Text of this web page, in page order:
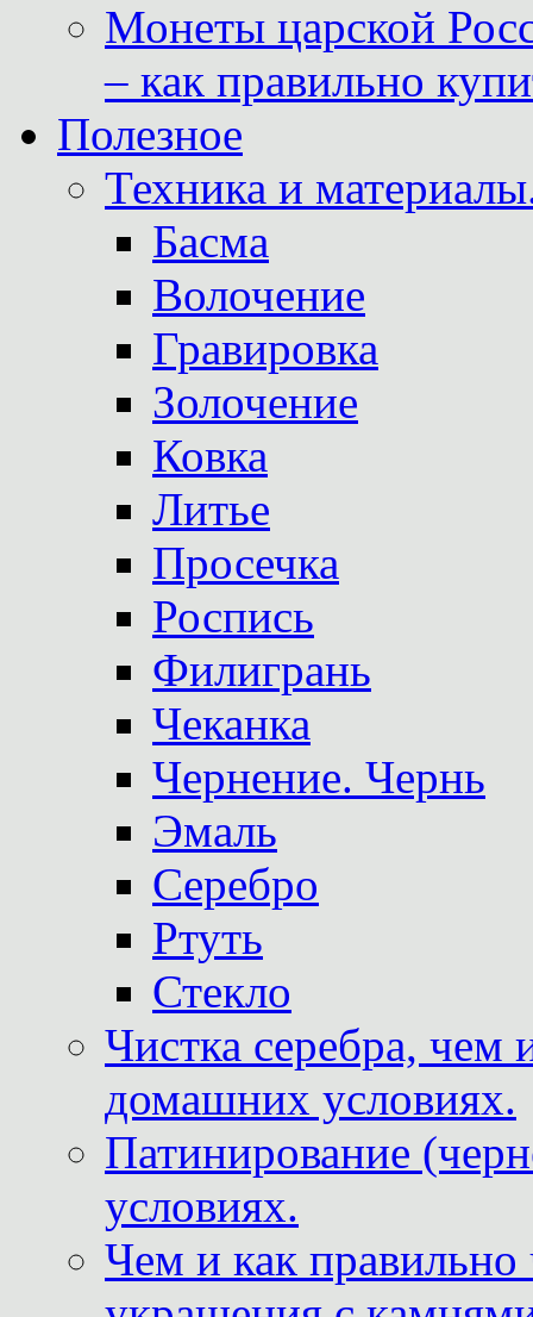
Монеты царской
– как правильно
Полезное
Техника и
Басма
Волочение
Гравировка
Золочение
Ковка
Литье
Просечка
Роспись
Филигрань
Чеканка
Чернение. Чернь
Эмаль
Серебро
Ртуть
Стекло
Чистка серебра, чем
домашних условиях.
Патинирование
условиях.
Чем и как